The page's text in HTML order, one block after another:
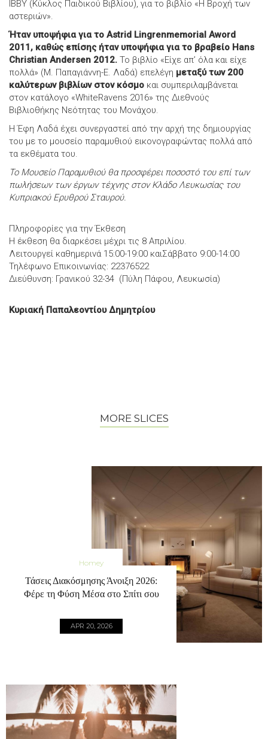
ΙΒΒΥ (Κύκλος Παιδικού Βιβλίου), για το βιβλίο «Η Βροχή των
αστεριών».
Ήταν υποψήφια για το Astrid Lingrenmemorial Aword
2011, καθώς επίσης ήταν υποψήφια για το βραβείο Hans
Christian Andersen 2012. Το βιβλίο «Είχε απ’ όλα και είχε
πολλά» (Μ. Παπαγιάννη-Ε. Λαδά) επελέγη μεταξύ των 200
καλύτερων βιβλίων στον κόσμο και συμπεριλαμβάνεται
στον κατάλογο «WhiteRavens 2016» της Διεθνούς
Βιβλιοθήκης Νεότητας του Μονάχου.
Η Έφη Λαδά έχει συνεργαστεί από την αρχή της δημιουργίας
του με το μουσείο παραμυθιού εικονογραφώντας πολλά από
τα εκθέματα του.
Το Μουσείο Παραμυθιού θα προσφέρει ποσοστό του επί των
πωλήσεων των έργων τέχνης στον Κλάδο Λευκωσίας του
Κυπριακού Ερυθρού Σταυρού.
Πληροφορίες για την Έκθεση
Η έκθεση θα διαρκέσει μέχρι τις 8 Απριλίου.
Λειτουργεί καθημερινά 15:00-19:00 καιΣάββατο 9:00-14:00
Τηλέφωνο Επικοινωνίας: 22376522
Διεύθυνση: Γρανικού 32-34 (Πύλη Πάφου, Λευκωσία)
Κυριακή Παπαλεοντίου Δημητρίου
MORE SLICES
Homey
Τάσεις Διακόσμησης Άνοιξη 2026:
Φέρε τη Φύση Μέσα στο Σπίτι σου
APR 20, 2026